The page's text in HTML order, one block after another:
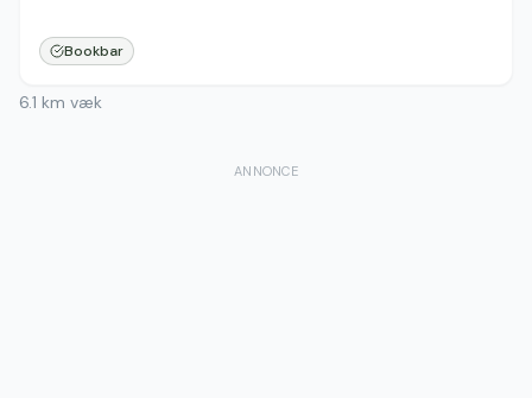
Bookbar
6.1 km væk
ANNONCE